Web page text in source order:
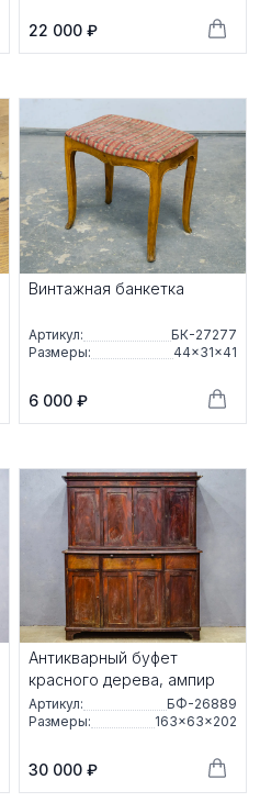
22 000 ₽
Винтажная банкетка
Артикул:
БК-27277
Размеры:
44×31×41
6 000 ₽
Антикварный буфет
красного дерева, ампир
Артикул:
БФ-26889
Размеры:
163×63×202
30 000 ₽